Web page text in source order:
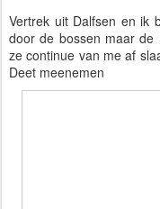
Vertrek uit Dalfsen en ik
door de bossen maar de
ze continue van me af
Deet meenemen